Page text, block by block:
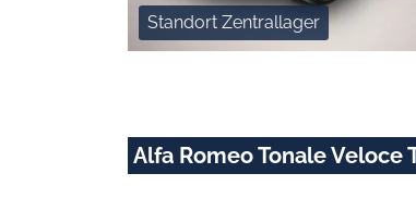
Standort Zentrallager
Alfa Romeo Tonale